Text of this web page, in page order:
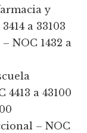
y
a 33103
NOC 1432 a
a 43100
– NOC